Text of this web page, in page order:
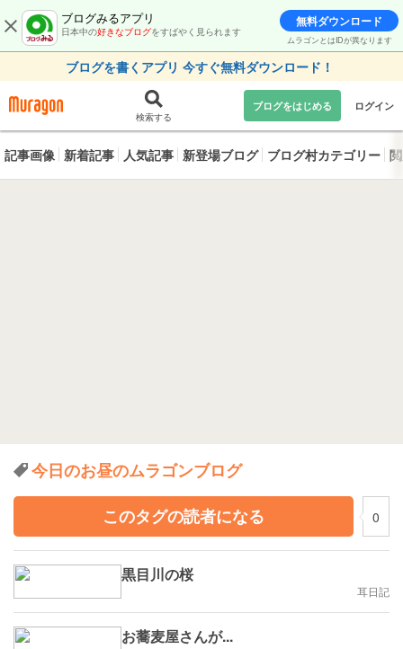
ブログみるアプリ
日本中の好きなブログをすばやく見られます
無料ダウンロード
ムラゴンとはIDが異なります
ブログを書くアプリ 今すぐ無料ダウンロード！
検索する
ブログをはじめる ログイン
記事画像 新着記事 人気記事 新登場ブログ ブログ村カテゴリー
今日のお昼のムラゴンブログ
このタグの読者になる
0
黒目川の桜
耳日記
お蕎麦屋さんが...